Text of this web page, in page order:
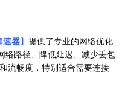
速器】 提供了专业的网络优化
络路径、降低延迟、减少丢包
流畅度，特别适合需要连接